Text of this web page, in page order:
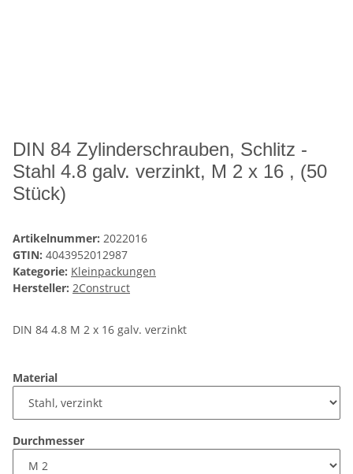
DIN 84 Zylinderschrauben, Schlitz -
Stahl 4.8 galv. verzinkt, M 2 x 16 , (50
Stück)
Artikelnummer: 2022016
GTIN: 4043952012987
Kategorie: Kleinpackungen
Hersteller: 2Construct
DIN 84 4.8 M 2 x 16 galv. verzinkt
Material
Durchmesser